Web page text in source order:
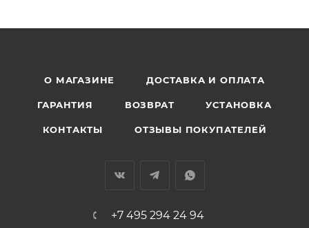
О МАГАЗИНЕ ДОСТАВКА И ОПЛАТА
ГАРАНТИЯ ВОЗВРАТ УСТАНОВКА
КОНТАКТЫ ОТЗЫВЫ ПОКУПАТЕЛЕЙ
+7 495 294 24 94